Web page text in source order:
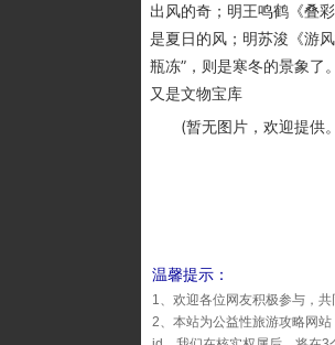
出风的奇；明王鸣鹤《叠
是夏日的风；明苏浚《游
瓶冻”，则是寒冬的景象了
又是文物宝库
(暂无图片，欢迎提供
温馨提示：
1、欢迎各位网友积极参与，
2、本站为公益性旅游攻略网